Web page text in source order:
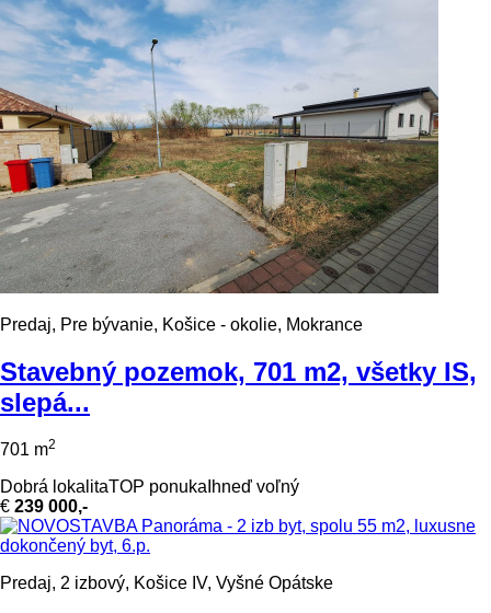
Predaj, Pre bývanie, Košice - okolie, Mokrance
Stavebný pozemok, 701 m2, všetky IS,
slepá...
701 m2
Dobrá lokalitaTOP ponuka Ihneď voľný
€ 239 000,-
Predaj, 2 izbový, Košice IV, Vyšné Opátske